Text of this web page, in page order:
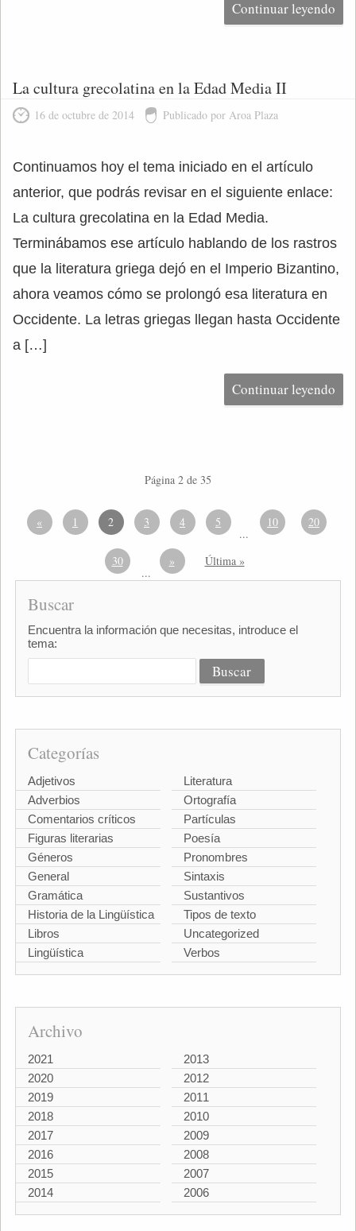
Continuar leyendo
La cultura grecolatina en la Edad Media II
16 de octubre de 2014 Publicado por Aroa Plaza
Continuamos hoy el tema iniciado en el artículo
anterior, que podrás revisar en el siguiente enlace:
La cultura grecolatina en la Edad Media.
Terminábamos ese artículo hablando de los rastros
que la literatura griega dejó en el Imperio Bizantino,
ahora veamos cómo se prolongó esa literatura en
Occidente. La letras griegas llegan hasta Occidente
a […]
Continuar leyendo
Página 2 de 35
« 1 2 3 4 5
...
10 20
30
...
» Última »
Buscar
Encuentra la información que necesitas, introduce el
tema:
Categorías
Adjetivos
Adverbios
Comentarios críticos
Figuras literarias
Géneros
General
Gramática
Historia de la Lingüística
Libros
Lingüística
Literatura
Ortografía
Partículas
Poesía
Pronombres
Sintaxis
Sustantivos
Tipos de texto
Uncategorized
Verbos
Archivo
2021
2020
2019
2018
2017
2016
2015
2014
2013
2012
2011
2010
2009
2008
2007
2006